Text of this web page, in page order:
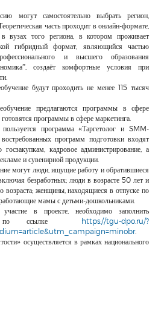
могут самостоятельно выбрать регион,
часть проходит в онлайн-формате,
вузах того региона, в котором проживает
гибридный формат, являющийся частью
и высшего образования
создаёт комфортные условия при
будут проходить не менее 115 тысяч
предлагаются программы в сфере
программы в сфере маркетинга.
программа «Таргетолог и SMM-
программ подготовки входят
госзакупкам, кадровое администрирование, а
и сувенирной продукции.
могут люди, ищущие работу и обратившиеся
безработных; люди в возрасте 50 лет и
возраста; женщины, находящиеся в отпуске по
мамы с детьми-дошкольниками.
в проекте, необходимо заполнить
ссылке
https://tgu-dpo.ru/?
.
осуществляется в рамках национального